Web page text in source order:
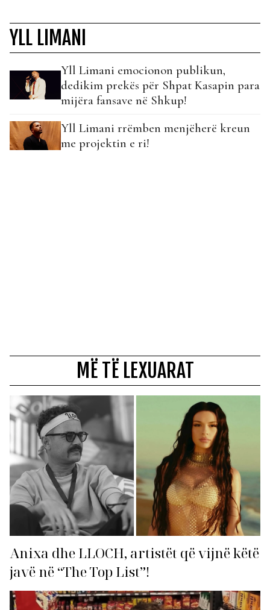
YLL LIMANI
Yll Limani emocionon publikun,
dedikim prekës për Shpat Kasapin para
mijëra fansave në Shkup!
Yll Limani rrëmben menjëherë kreun
me projektin e ri!
MË TË LEXUARAT
Anixa dhe LLOCH, artistët që vijnë këtë
javë në “The Top List”!